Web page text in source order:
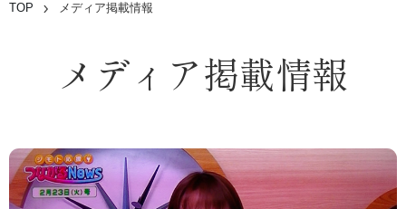
TOP メディア掲載情報
メディア掲載情報